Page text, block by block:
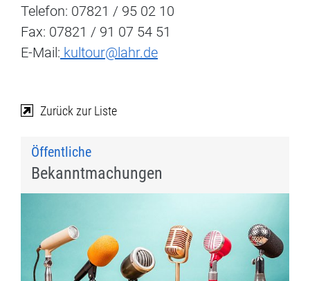
Telefon: 07821 / 95 02 10
Fax: 07821 / 91 07 54 51
E-Mail: kultour@lahr.de
Zurück zur Liste
Öffentliche
Bekanntmachungen